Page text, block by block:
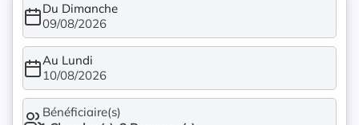
Du Dimanche
09/08/2026
Au Lundi
10/08/2026
Bénéficiaire(s)